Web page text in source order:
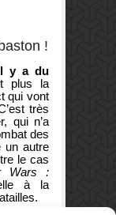
!
y a du
plus la
qui vont
très
qui n’a
des
un autre
le cas
Wars :
à la